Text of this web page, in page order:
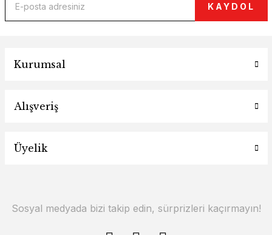
KAYDOL
Kurumsal
Alışveriş
Üyelik
Sosyal medyada bizi takip edin, sürprizleri kaçırmayın!